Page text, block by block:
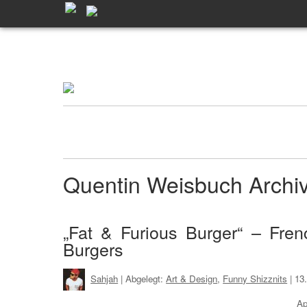
Quentin Weisbuch
„Fat & Furious Burger“ –
Burgers
Sahjah | Abgelegt:Art & Design, Funny Shizznits |